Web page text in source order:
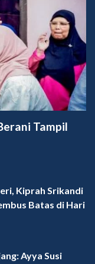
Tampil
Kiprah Srikandi
Batas di Hari
Ayya Susi